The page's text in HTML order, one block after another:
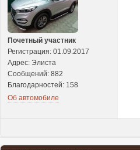
Почетный участник
Регистрация: 01.09.2017
Адрес: Элиста
Сообщений: 882
Благодарностей: 158
Об автомобиле